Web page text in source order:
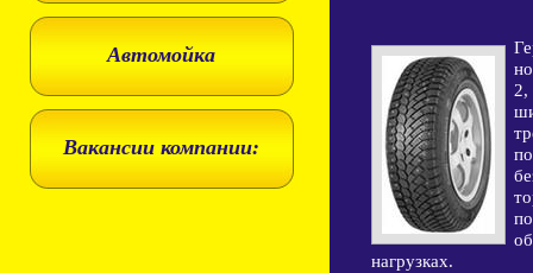
Автомойка
Вакансии компании:
2,
нагрузках.